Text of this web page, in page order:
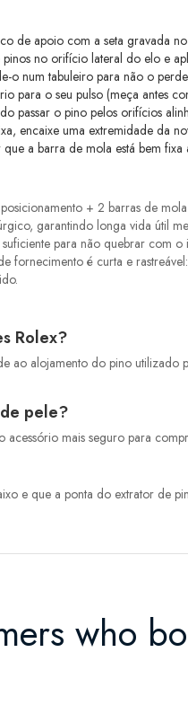
de apoio com a seta gravada
no orifício lateral do elo e
o num tabuleiro para não o
para o seu pulso (meça antes
passar o pino pelos orifícios
encaixe uma extremidade da
a barra de mola está bem fixa
+ 2 barras de
garantindo longa vida útil
para não quebrar com
fornecimento é curta e
Rolex?
alojamento do pino utilizado
pele?
mais seguro para
e que a ponta do extrator de
who